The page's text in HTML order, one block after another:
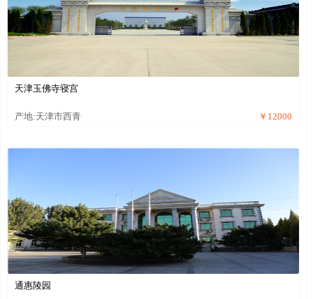
天津玉佛寺寝宫
产地:天津市西青 ￥12000
通惠陵园